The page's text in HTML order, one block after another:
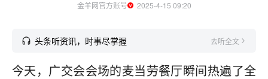
金羊网官方账号
  2025-4-15 09:20
头条听资讯，时事尽掌握 去听全文
今天，广交会会场的麦当劳餐厅瞬间热遍了全